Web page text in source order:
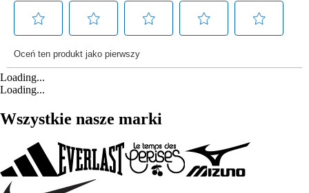
Loading...
Loading...
Wszystkie nasze marki